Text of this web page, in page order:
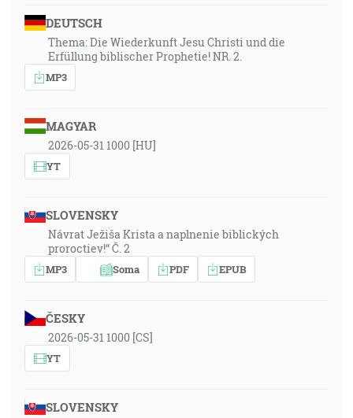
DEUTSCH
Thema: Die Wiederkunft Jesu Christi und die
Erfüllung biblischer Prophetie! NR. 2.
MP3
MAGYAR
2026-05-31 1000 [HU]
YT
SLOVENSKY
Návrat Ježiša Krista a naplnenie biblických
proroctiev!“ Č. 2
MP3 Soma PDF EPUB
ČESKY
2026-05-31 1000 [CS]
YT
SLOVENSKY